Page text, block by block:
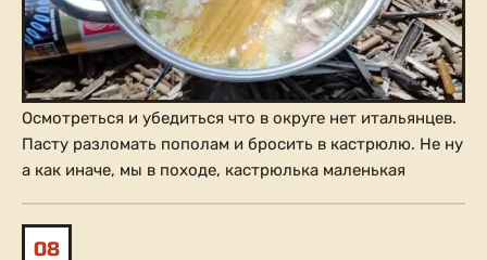
Осмотреться и убедиться что в округе нет итальянцев.
Пасту разломать пополам и бросить в кастрюлю. Не ну
а как иначе, мы в походе, кастрюлька маленькая
08